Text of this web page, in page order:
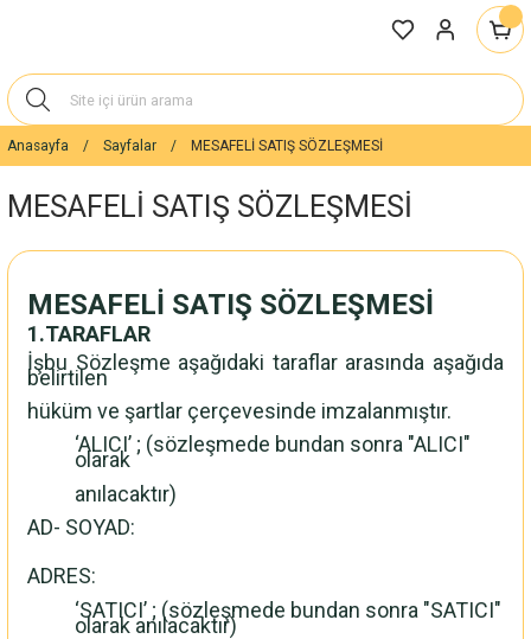
Anasayfa Sayfalar MESAFELİ SATIŞ SÖZLEŞMESİ
MESAFELİ SATIŞ SÖZLEŞMESİ
MESAFELİ SATIŞ SÖZLEŞMESİ
1.TARAFLAR
İşbu Sözleşme aşağıdaki taraflar arasında aşağıda
belirtilen
hüküm ve şartlar çerçevesinde imzalanmıştır.
‘ALICI’ ; (sözleşmede bundan sonra "ALICI"
olarak
anılacaktır)
AD- SOYAD:
ADRES:
‘SATICI’ ; (sözleşmede bundan sonra "SATICI"
olarak anılacaktır)